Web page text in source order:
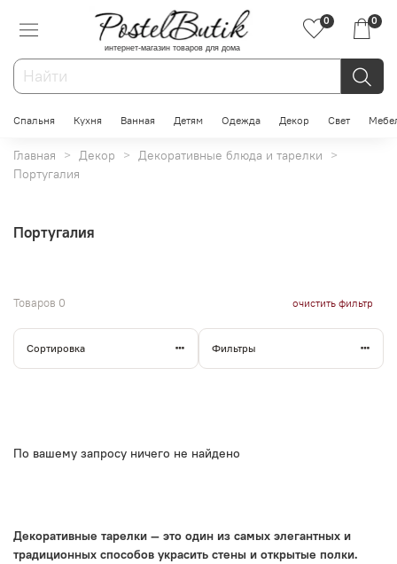
интернет-магазин товаров для дома
0 0
Спальня Кухня Ванная Детям Одежда Декор Свет
Главная Декор
Декоративные блюда и тарелки
Португалия
Португалия
Товаров 0 очистить фильтр
Сортировка Фильтры
По вашему запросу ничего не найдено
Декоративные тарелки — это один из самых элегантных и
традиционных способов украсить стены и открытые полки.